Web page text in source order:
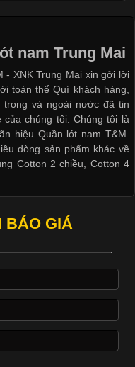
cho đến đồ lót nam,
quá trình sản xuất.
giá
Trong Ngành May Mặc
hiện nay. Không chỉ đa
cách thời trang và nhu
Biến Nhất Hiện Nay
nam Trung Mai
- XNK Trung Mai xin gởi lời
toàn thể Quí khách hàng,
và ngoài nước đã tin
chúng tôi. Chúng tôi là
hiệu Quần lót nam T&M.
dòng sản phẩm khác về
Cotton 2 chiều, Cotton 4
BÁO GIÁ